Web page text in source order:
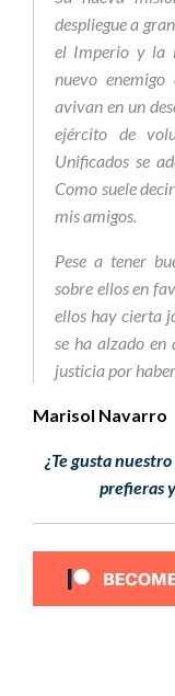
despliegue a
el Imperio y la
nuevo
avivan en un
ejército de
Unificados se
Como suele
mis amigos.
Pese a tener
sobre ellos en
ellos hay cierta
se ha alzado
justicia por
Marisol Navarro
¿Te gusta
prefieras